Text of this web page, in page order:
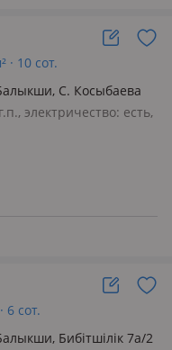
10 сот.
С. Косыбаева
электричество: есть,
город. Дом
6 сот.
Бибітшілік 7а/2